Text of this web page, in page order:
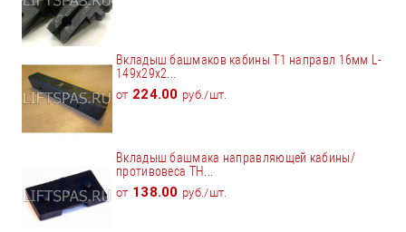
Вкладыш башмаков кабины T1 направл 16мм L-
149x29x2...
от 224.00 руб./шт.
Вкладыш башмака направляющей кабины/
противовеса TH...
от 138.00 руб./шт.